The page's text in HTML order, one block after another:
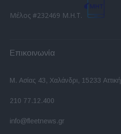
Μέλος #232469 Μ.Η.Τ.
Επικοινωνία
Μ. Ασίας 43, Χαλάνδρι, 15233 Αττική
210 77.12.400
info@fleetnews.gr